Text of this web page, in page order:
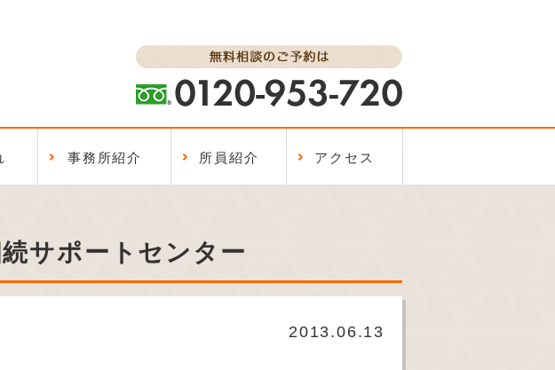
事務所紹介 所員紹介 アクセス
サポートセンター
2013.06.13